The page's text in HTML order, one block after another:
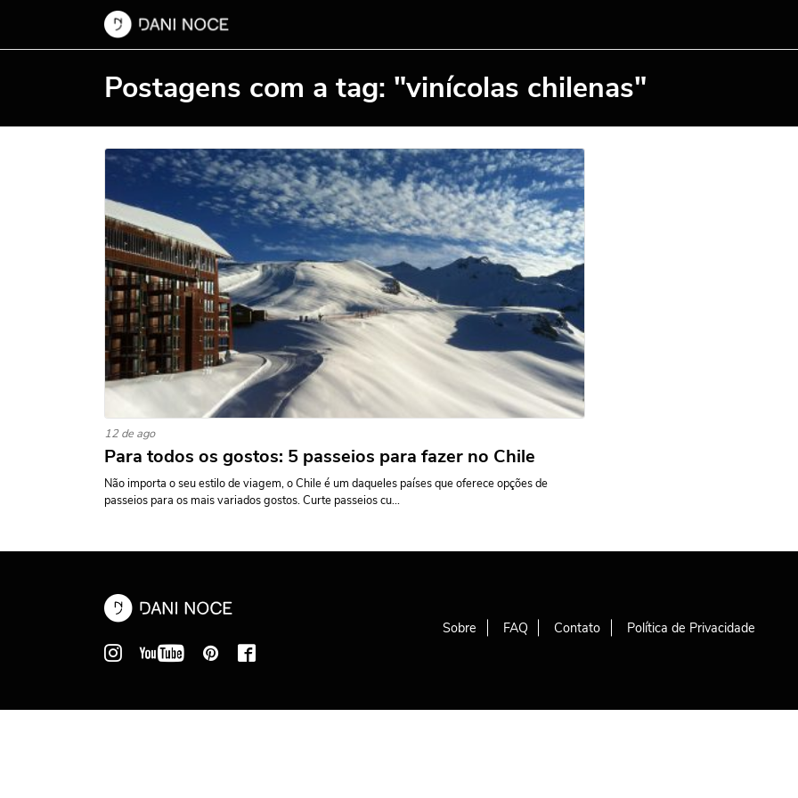
Postagens com a tag: "vinícolas chilenas"
12 de ago
Para todos os gostos: 5 passeios para fazer no Chile
Não importa o seu estilo de viagem, o Chile é um daqueles países que oferece opções de
passeios para os mais variados gostos. Curte passeios cu...
Sobre FAQ Contato Política de Privacidade